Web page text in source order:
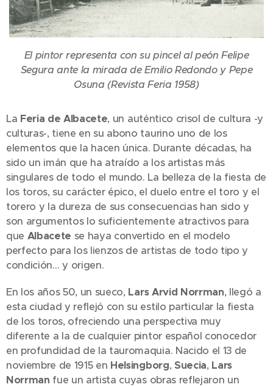
El pintor representa con su pincel al peón Felipe
Segura ante la mirada de Emilio Redondo y Pepe
Osuna (Revista Feria 1958)
La Feria de Albacete, un auténtico crisol de cultura -y
culturas-, tiene en su abono taurino uno de los
elementos que la hacen única. Durante décadas, ha
sido un imán que ha atraído a los artistas más
singulares de todo el mundo. La belleza de la fiesta de
los toros, su carácter épico, el duelo entre el toro y el
torero y la dureza de sus consecuencias han sido y
son argumentos lo suficientemente atractivos para
que Albacete se haya convertido en el modelo
perfecto para los lienzos de artistas de todo tipo y
condición… y origen.
En los años 50, un sueco, Lars Arvid Norrman, llegó a
esta ciudad y reflejó con su estilo particular la fiesta
de los toros, ofreciendo una perspectiva muy
diferente a la de cualquier pintor español conocedor
en profundidad de la tauromaquia. Nacido el 13 de
noviembre de 1915 en Helsingborg, Suecia, Lars
Norrman fue un artista cuyas obras reflejaron un